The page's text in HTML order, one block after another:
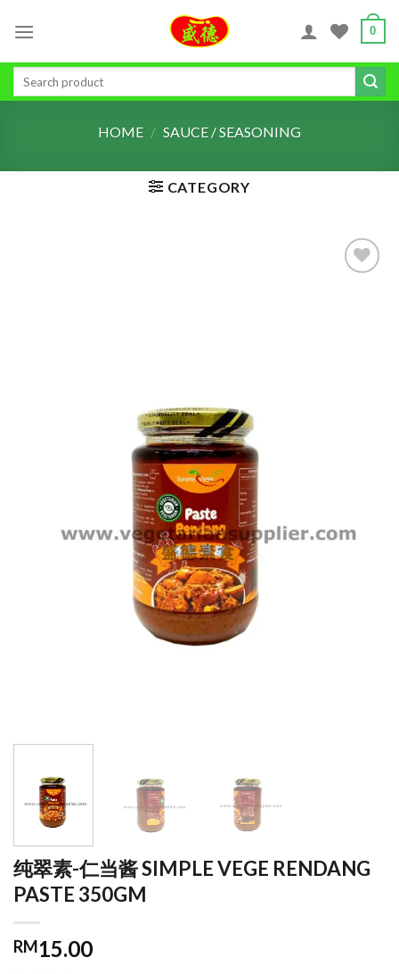
0
Search
HOME / SAUCE / SEASONING
CATEGORY
纯翠素-仁当酱 SIMPLE VEGE RENDANG
PASTE 350GM
RM15.00